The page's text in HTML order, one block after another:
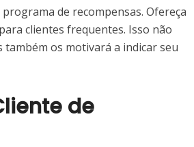
de recompensas. Ofereça
clientes frequentes. Isso não
os motivará a indicar seu
de